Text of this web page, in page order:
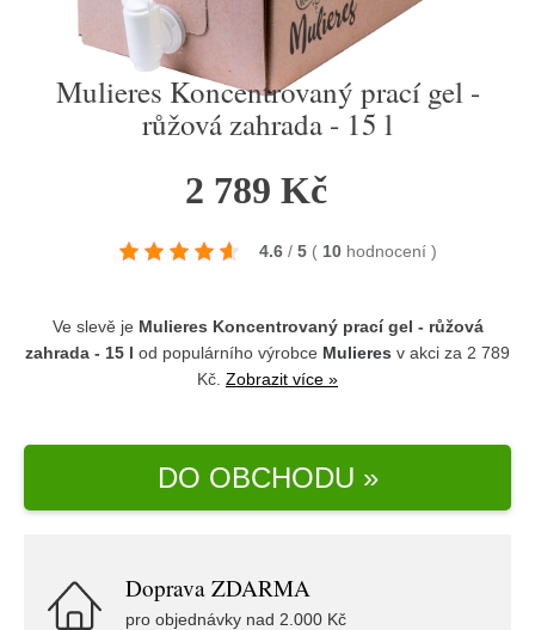
Mulieres Koncentrovaný prací gel -
růžová zahrada - 15 l
2 789 Kč
4.6 / 5 ( 10 hodnocení )
Ve slevě je Mulieres Koncentrovaný prací gel - růžová
zahrada - 15 l od populárního výrobce Mulieres v akci za 2 789
Kč. Zobrazit více »
DO OBCHODU »
Doprava ZDARMA
pro objednávky nad 2.000 Kč